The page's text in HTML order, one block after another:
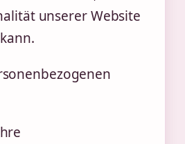
unserer Website